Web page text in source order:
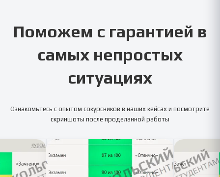
Поможем с гарантией в
самых непростых
ситуациях
Ознакомьтесь с опытом сокурсников в наших кейсах и посмотрите
скриншоты после проделанной работы